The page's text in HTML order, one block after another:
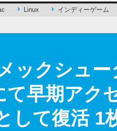
Linux インディーゲーム
ックシュー
て早期アク
して復活 1